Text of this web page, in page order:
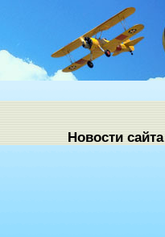
Новости сайта